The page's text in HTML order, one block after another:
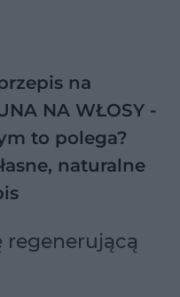
na
NA WŁOSY -
to polega?
naturalne
regenerującą